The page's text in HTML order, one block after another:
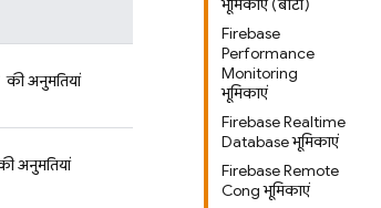
भूमिकाएं (बीटा)
Firebase
Performance
Monitoring
भूमिकाएं
Firebase Realtime
Database भूमिकाएं
Firebase Remote
Config भूमिकाएं
की अनुमतियां
अनुमतियां